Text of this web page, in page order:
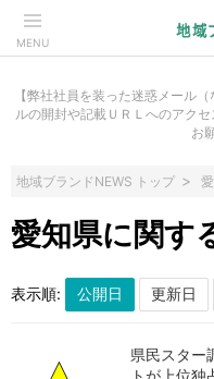
MENU
【弊社社員を装った迷惑メール
ルの開封や記載ＵＲＬへのアク
お
地域ブランドNEWS トップ
愛知県に関す
表示順:
県民スタ
トが上位独